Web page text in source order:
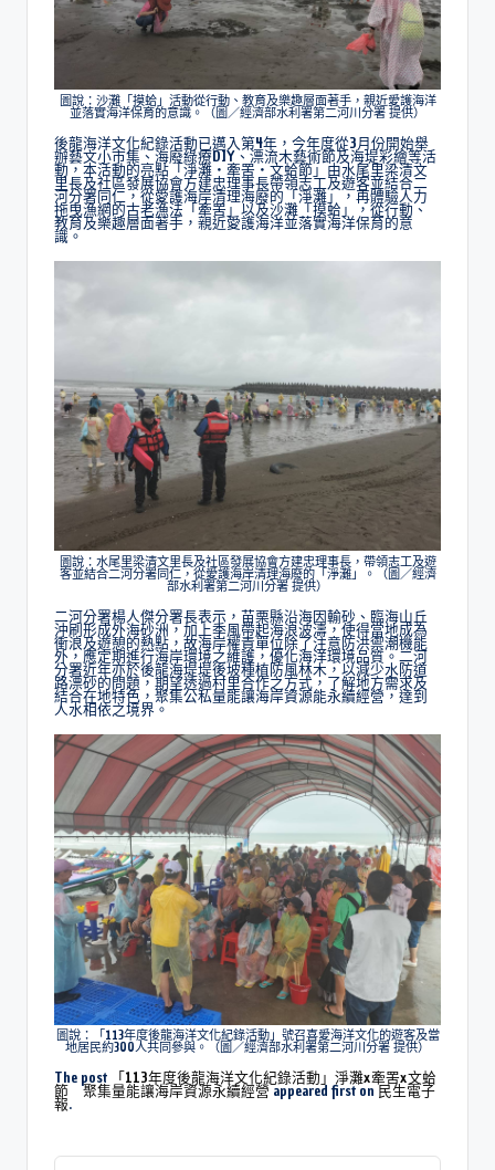
圖說：沙灘「摸蛤」活動從行動、教育及樂趣層面著手，親近愛護海洋
並落實海洋保育的意識。（圖／經濟部水利署第二河川分署 提供）
後龍海洋文化紀錄活動已邁入第4年，今年度從3月份開始舉
辦藝文小市集、海廢綠療DIY、漂流木藝術節及海堤彩繪等活
動，本活動的亮點「淨灘‧牽罟‧文蛤節」由水尾里梁清文
里長及社區發展協會方建忠理事長帶領志工及遊客並結合二
河分署同仁，從愛護海岸清理海廢的「淨灘」，再體驗人力
拖曳漁網的古老漁法「牽罟」以及沙灘「摸蛤」，從行動、
教育及樂趣層面著手，親近愛護海洋並落實海洋保育的意
識。
圖說：水尾里梁清文里長及社區發展協會方建忠理事長，帶領志工及遊
客並結合二河分署同仁，從愛護海岸清理海廢的「淨灘」。（圖／經濟
部水利署第二河川分署 提供）
二河分署楊人傑分署長表示，苗栗縣沿海因輸砂、臨海山丘
沖刷形成外海砂洲，加上季風帶起海浪波濤，使得當地成為
衝浪及遊憩的熱點，故海岸權責單位除了注意防洪禦潮機能
外，應定期進行海岸環境之維護，優化海洋環境品質。二河
分署近年亦於後龍海堤堤後坡種植防風林木，以減少水防道
路漂砂的問題，期望透過村里合作之方式，了解地方需求及
結合在地特色，聚集公私量能讓海岸資源能永續經營，達到
人水相依之境界。
圖說：「113年度後龍海洋文化紀錄活動」號召喜愛海洋文化的遊客及當
地居民約300人共同參與。（圖／經濟部水利署第二河川分署 提供）
The post 「113年度後龍海洋文化紀錄活動」淨灘x牽罟x文蛤
節 聚集量能讓海岸資源永續經營appeared first on 民生電子
報.